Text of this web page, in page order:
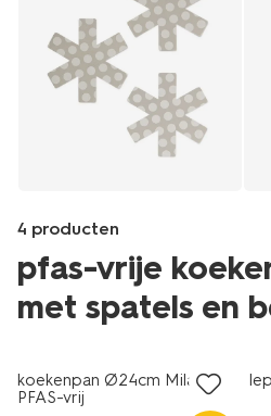
4 producten
pfas-vrije
met spatels en
tafelen/koken/keukengerei/
spatel-
Products
koekenpan Ø24cm Milano
PFAS-vrij